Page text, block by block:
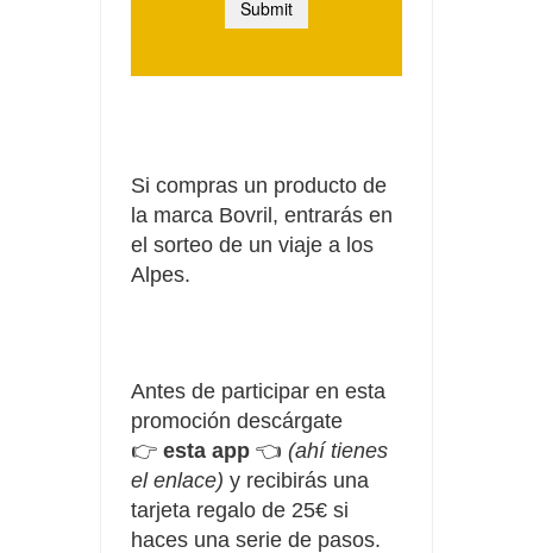
Si compras un producto de
la marca Bovril, entrarás en
el sorteo de un viaje a los
Alpes.
Antes de participar en esta
promoción descárgate
👉 esta app 👈 (ahí tienes
el enlace) y recibirás una
tarjeta regalo de 25€ si
haces una serie de pasos.